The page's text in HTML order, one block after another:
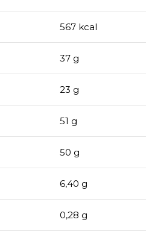
567 kcal
37 g
23 g
51 g
50 g
6,40 g
0,28 g